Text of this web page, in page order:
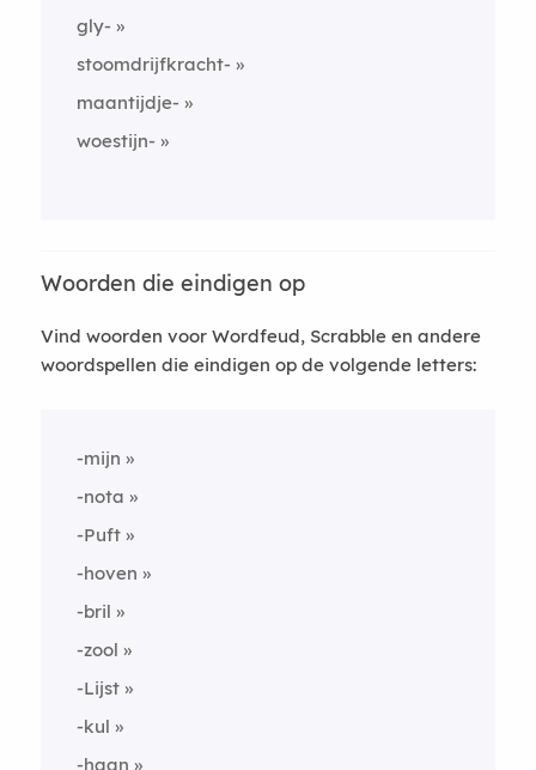
gly-
stoomdrijfkracht-
maantijdje-
woestijn-
Woorden die eindigen op
Vind woorden voor Wordfeud, Scrabble en andere
woordspellen die eindigen op de volgende letters:
-mijn
-nota
-Puft
-hoven
-bril
-zool
-Lijst
-kul
-haan